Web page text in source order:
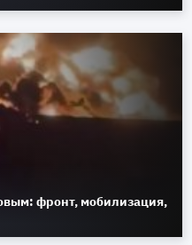
фронт, мобилизация,